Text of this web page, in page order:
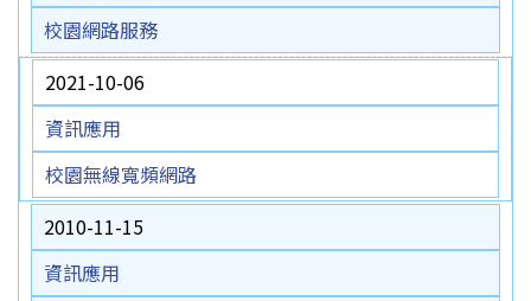
校園網路服務
2021-10-06
資訊應用
校園無線寬頻網路
2010-11-15
資訊應用